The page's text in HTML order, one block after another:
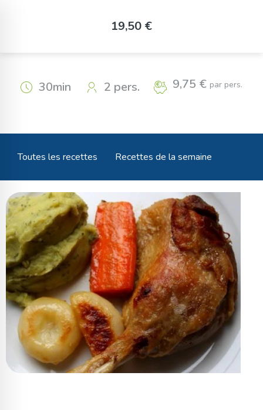
Confit de canard et sa purée
30min 2 pers. 9,75 € par pers.
Toutes les recettes Recettes de la semaine
19,50 €